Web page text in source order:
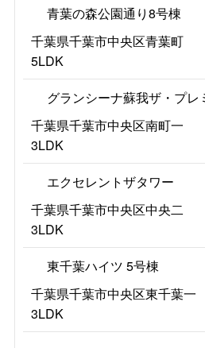
青葉の森公園通り8号棟
千葉県千葉市中央区青葉町
5LDK
グランシーナ蘇我ザ・プレ
千葉県千葉市中央区南町一
3LDK
エクセレントザタワー
千葉県千葉市中央区中央二
3LDK
東千葉ハイツ 5号棟
千葉県千葉市中央区東千葉一
3LDK